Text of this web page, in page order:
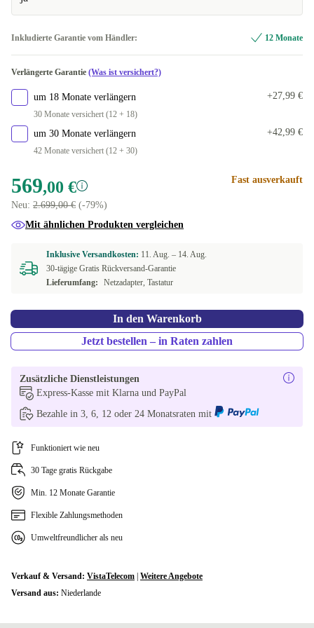
Inkludierte Garantie vom Händler: 12 Monate
Verlängerte Garantie (Was ist versichert?)
um 18 Monate verlängern
30 Monate versichert (12 + 18)
+27,99 €
um 30 Monate verlängern
42 Monate versichert (12 + 30)
+42,99 €
569,00 €
Neu: 2.699,00 € (-79%)
Fast ausverkauft
Mit ähnlichen Produkten vergleichen
Inklusive Versandkosten: 11. Aug. – 14. Aug.
30-tägige Gratis Rückversand-Garantie
Lieferumfang:
Netzadapter, Tastatur
In den Warenkorb
Jetzt bestellen – in Raten zahlen
Zusätzliche Dienstleistungen
Express-Kasse mit Klarna und PayPal
Bezahle in 3, 6, 12 oder 24 Monatsraten mit
Funktioniert wie neu
30 Tage gratis Rückgabe
Min. 12 Monate Garantie
Flexible Zahlungsmethoden
Umweltfreundlicher als neu
Verkauf & Versand: VistaTelecom Weitere Angebote
Versand aus: Niederlande